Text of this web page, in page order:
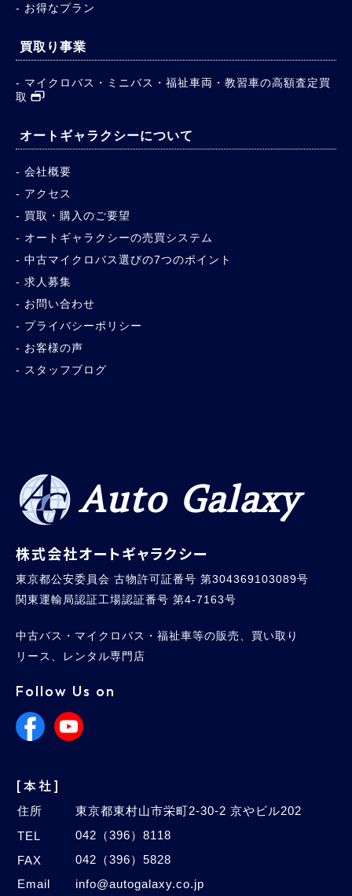
お得なプラン
買取り事業
マイクロバス・ミニバス・福祉車両・教習車の高額査定買
取
オートギャラクシーについて
会社概要
アクセス
買取・購入のご要望
オートギャラクシーの売買システム
中古マイクロバス選びの7つのポイント
求人募集
お問い合わせ
プライバシーポリシー
お客様の声
スタッフブログ
Auto Galaxy
株式会社オートギャラクシー
東京都公安委員会 古物許可証番号 第304369103089号
関東運輸局認証工場認証番号 第4-7163号
中古バス・マイクロバス・福祉車等の販売、買い取り
リース、レンタル専門店
Follow Us on
[本社]
住所
東京都東村山市栄町2-30-2 京やビル202
TEL
042（396）8118
FAX
042（396）5828
Email
info@autogalaxy.co.jp